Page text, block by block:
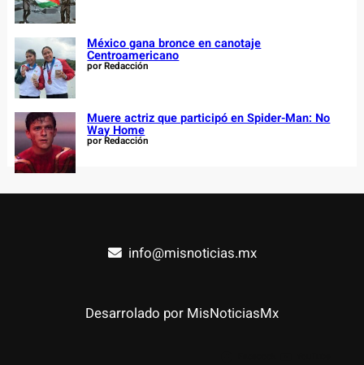
México gana bronce en canotaje
Centroamericano
por Redacción
Muere actriz que participó en Spider-Man: No
Way Home
por Redacción
info@misnoticias.mx
Desarrolado por MisNoticiasMx